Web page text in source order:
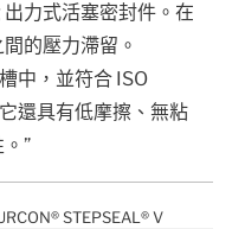
力式活塞密封件。在
的壓力滯留。
中，並符合 ISO
還具有低摩擦、無粘
”
STEPSEAL® V